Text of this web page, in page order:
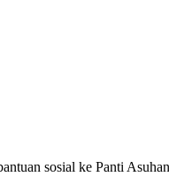
sosial ke Panti